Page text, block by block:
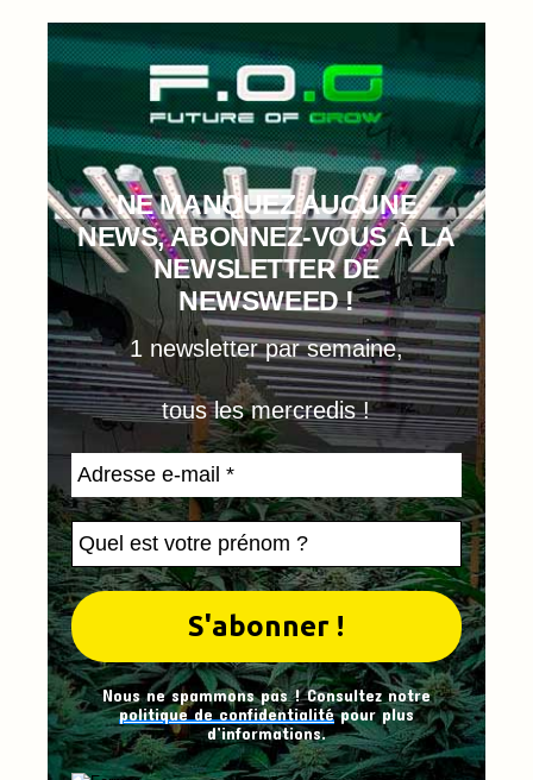
NE MANQUEZ AUCUNE
NEWS, ABONNEZ-VOUS À LA
NEWSLETTER DE
NEWSWEED !
1 newsletter par semaine,
tous les mercredis !
Nous ne spammons pas ! Consultez notre
politique de confidentialitépour plus
d’informations.